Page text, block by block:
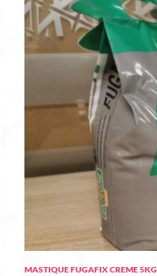
MASTIQUE FUGAFIX CREME 5KG